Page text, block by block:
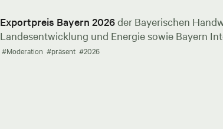
Exportpreis Bayern 2026der Bayerischen
Landesentwicklung und Energie sowie Bayern
#Moderation #präsent #2026